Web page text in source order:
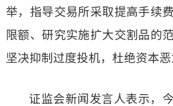
举，指导交易所采取提高手续
限额、研究实施扩大交割品的
坚决抑制过度投机，杜绝资本恶
证监会新闻发言人表示，